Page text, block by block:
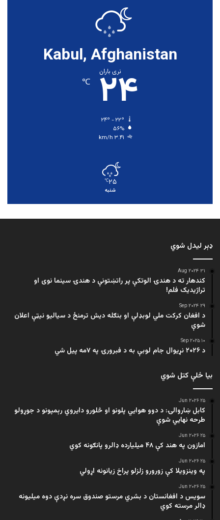
Kabul, Afghanistan
نری باران
۲۴ ℃
۵۶%
۳.۴۱ km/h
۲۵℃
شنبه
ډېر لیدل شوي
۳۱ Aug ۲۰۲۴
کندهار ته د هندۍ الوتکې پر راتښتونې د هندۍ سینما نوی او
تراژيديک فلم!
۲۹ Sep ۲۰۲۴
د افغان کرکت ملي لوبډلې او بنګله دیش ترمنځ د سیالیو نیټې اعلان
شوې
۱۰ Sep ۲۰۲۵
د ۲۰۲۶ نړیوال جام لوبې به د فبرورۍ په ۷مه پیل شي
بیا ځلې کتل شوي
۲۵ Jun ۲۰۲۶
کابل ښاروالۍ: د دوو هوايي پلونو او څلورو دایروي رېمپونو د جوړولو
طرحه نهایي شوې
۲۵ Jun ۲۰۲۶
امازون په هند کې ۴۸ میلیارده ډالرو پانګونه کوي
۲۵ Jun ۲۰۲۶
په وینزویلا کې زورورو زلزلو پراخ زیانونه اړولي
۲۵ Jun ۲۰۲۶
سویس د افغانستان د بشري مرستو صندوق سره نږدې دوه میلیونه
ډالر مرسته کوي